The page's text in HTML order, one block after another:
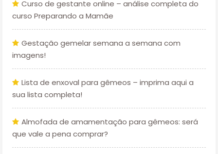
Curso de gestante online – análise completa do
curso Preparando a Mamãe
Gestação gemelar semana a semana com
imagens!
Lista de enxoval para gêmeos – imprima aqui a
sua lista completa!
Almofada de amamentação para gêmeos: será
que vale a pena comprar?